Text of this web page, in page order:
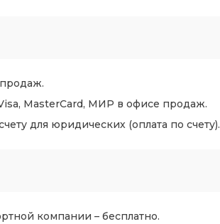
MasterCard, МИР в офисе продаж.
для юридических (оплата по счету).
компании – бесплатно.